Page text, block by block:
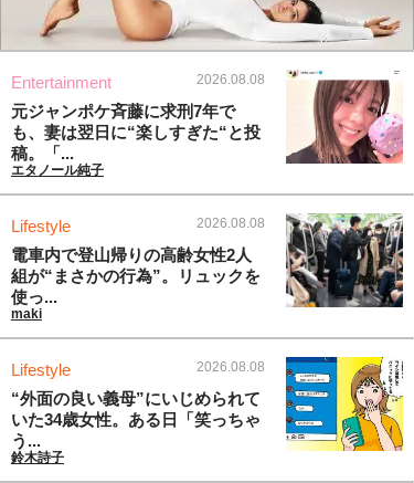
Entertainment 2026.08.08
元ジャンポケ斉藤に求刑7年で
も、妻は翌日に“楽しすぎた“と投
稿。「...
エタノール純子
Lifestyle 2026.08.08
電車内で登山帰りの高齢女性2人
組が“まさかの行為”。リュックを
使っ...
maki
Lifestyle 2026.08.08
“外面の良い義母”にいじめられて
いた34歳女性。ある日「笑っちゃ
う...
鈴木詩子